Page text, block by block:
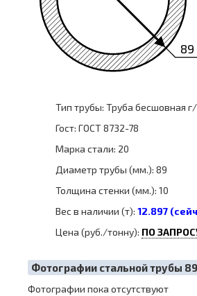
89
Тип трубы: Труба бесшовная
Гост: ГОСТ 8732-78
Марка стали: 20
Диаметр трубы (мм.): 89
Толщина стенки (мм.): 10
Вес в наличии (т): 12.897
Цена (руб./тонну): ПО
Фотографии стальной трубы
Фотографии пока отсутствуют